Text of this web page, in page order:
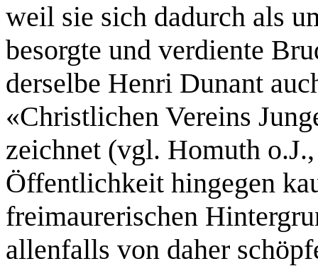
weil sie sich dadurch als
besorgte und verdiente
derselbe Henri Dunant
«Christlichen Vereins
zeichnet (vgl. Homuth
Öffentlichkeit hingegen
freimaurerischen
allenfalls von daher